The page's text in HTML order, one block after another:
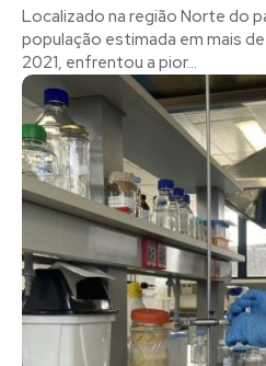
Localizado na região Norte do
população estimada em mais
2021, enfrentou a pior...